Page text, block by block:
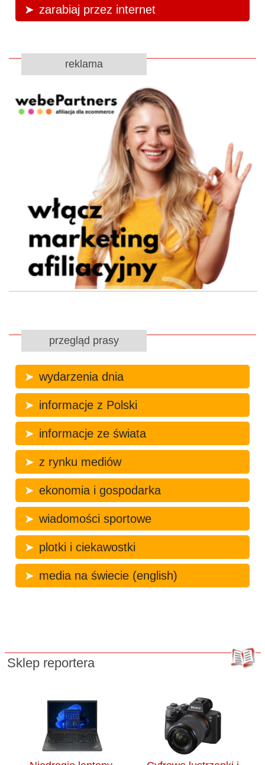
zarabiaj przez internet
reklama
przegląd prasy
wydarzenia dnia
informacje z Polski
informacje ze świata
z rynku mediów
ekonomia i gospodarka
wiadomości sportowe
plotki i ciekawostki
media na świecie (english)
Sklep reportera